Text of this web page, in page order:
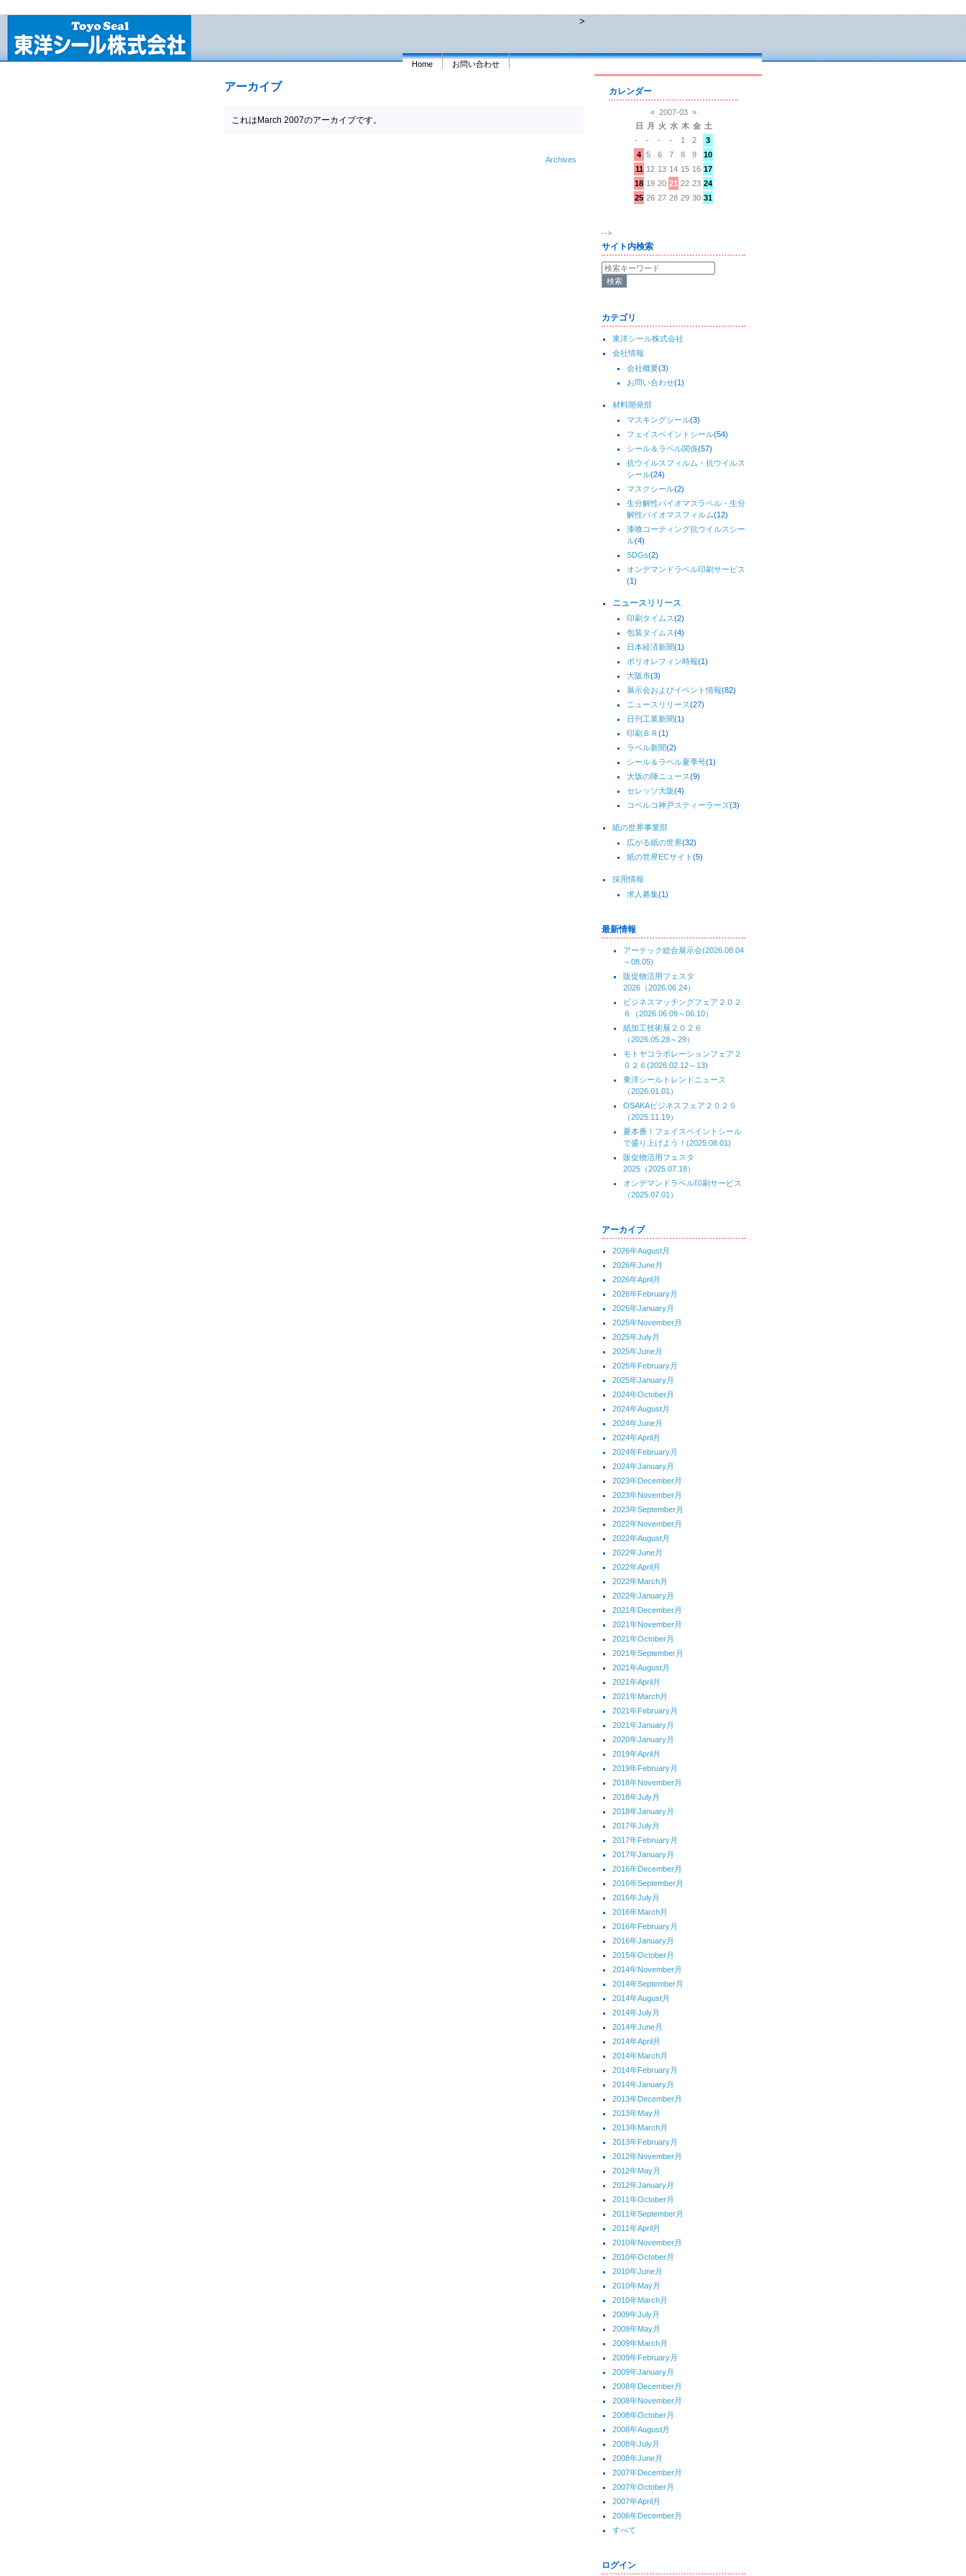
>
Home お問い合わせ
アーカイブ
これはMarch 2007のアーカイブです。
Archives
カレンダー
« 2007-03 »
日
月 火 水 木 金 土
-
- - - 1 2
3
4 5 6 7 8 9
10
11 12 13 14 15 16 17
18 19 20 21 22 23 24
25 26 27 28 29 30 31
-->
サイト内検索
カテゴリ
東洋シール株式会社
会社情報
会社概要(3)
お問い合わせ(1)
材料開発部
マスキングシール(3)
フェイスペイントシール(54)
シール＆ラベル関係(57)
抗ウイルスフィルム・抗ウイルス
シール(24)
マスクシール(2)
生分解性バイオマスラベル・生分
解性バイオマスフィルム(12)
漆喰コーティング抗ウイルスシー
ル(4)
SDGs(2)
オンデマンドラベル印刷サービス
(1)
ニュースリリース
印刷タイムス(2)
包装タイムス(4)
日本経済新聞(1)
ポリオレフィン時報(1)
大阪市(3)
展示会およびイベント情報(82)
ニュースリリース(27)
日刊工業新聞(1)
印刷ＢＲ (1)
ラベル新聞(2)
シール＆ラベル夏季号(1)
大坂の陣ニュース(9)
セレッソ大阪(4)
コベルコ神戸スティーラーズ(3)
紙の世界事業部
広がる紙の世界(32)
紙の世界ECサイト(5)
採用情報
求人募集(1)
最新情報
アーテック総合展示会(2026.08.04
～08.05)
販促物活用フェスタ
2026（2026.06.24）
ビジネスマッチングフェア２０２
６（2026.06.09～06.10）
紙加工技術展２０２６
（2026.05.28～29）
モトヤコラボレーションフェア２
０２６(2026.02.12～13)
東洋シールトレンドニュース
（2026.01.01）
OSAKAビジネスフェア２０２５
（2025.11.19）
夏本番！フェイスペイントシール
で盛り上げよう！(2025.08.01)
販促物活用フェスタ
2025（2025.07.18）
オンデマンドラベル印刷サービス
（2025.07.01）
アーカイブ
2026年August月
2026年June月
2026年April月
2026年February月
2026年January月
2025年November月
2025年July月
2025年June月
2025年February月
2025年January月
2024年October月
2024年August月
2024年June月
2024年April月
2024年February月
2024年January月
2023年December月
2023年November月
2023年September月
2022年November月
2022年August月
2022年June月
2022年April月
2022年March月
2022年January月
2021年December月
2021年November月
2021年October月
2021年September月
2021年August月
2021年April月
2021年March月
2021年February月
2021年January月
2020年January月
2019年April月
2019年February月
2018年November月
2018年July月
2018年January月
2017年July月
2017年February月
2017年January月
2016年December月
2016年September月
2016年July月
2016年March月
2016年February月
2016年January月
2015年October月
2014年November月
2014年September月
2014年August月
2014年July月
2014年June月
2014年April月
2014年March月
2014年February月
2014年January月
2013年December月
2013年May月
2013年March月
2013年February月
2012年November月
2012年May月
2012年January月
2011年October月
2011年September月
2011年April月
2010年November月
2010年October月
2010年June月
2010年May月
2010年March月
2009年July月
2009年May月
2009年March月
2009年February月
2009年January月
2008年December月
2008年November月
2008年October月
2008年August月
2008年July月
2008年June月
2007年December月
2007年October月
2007年April月
2006年December月
すべて
ログイン